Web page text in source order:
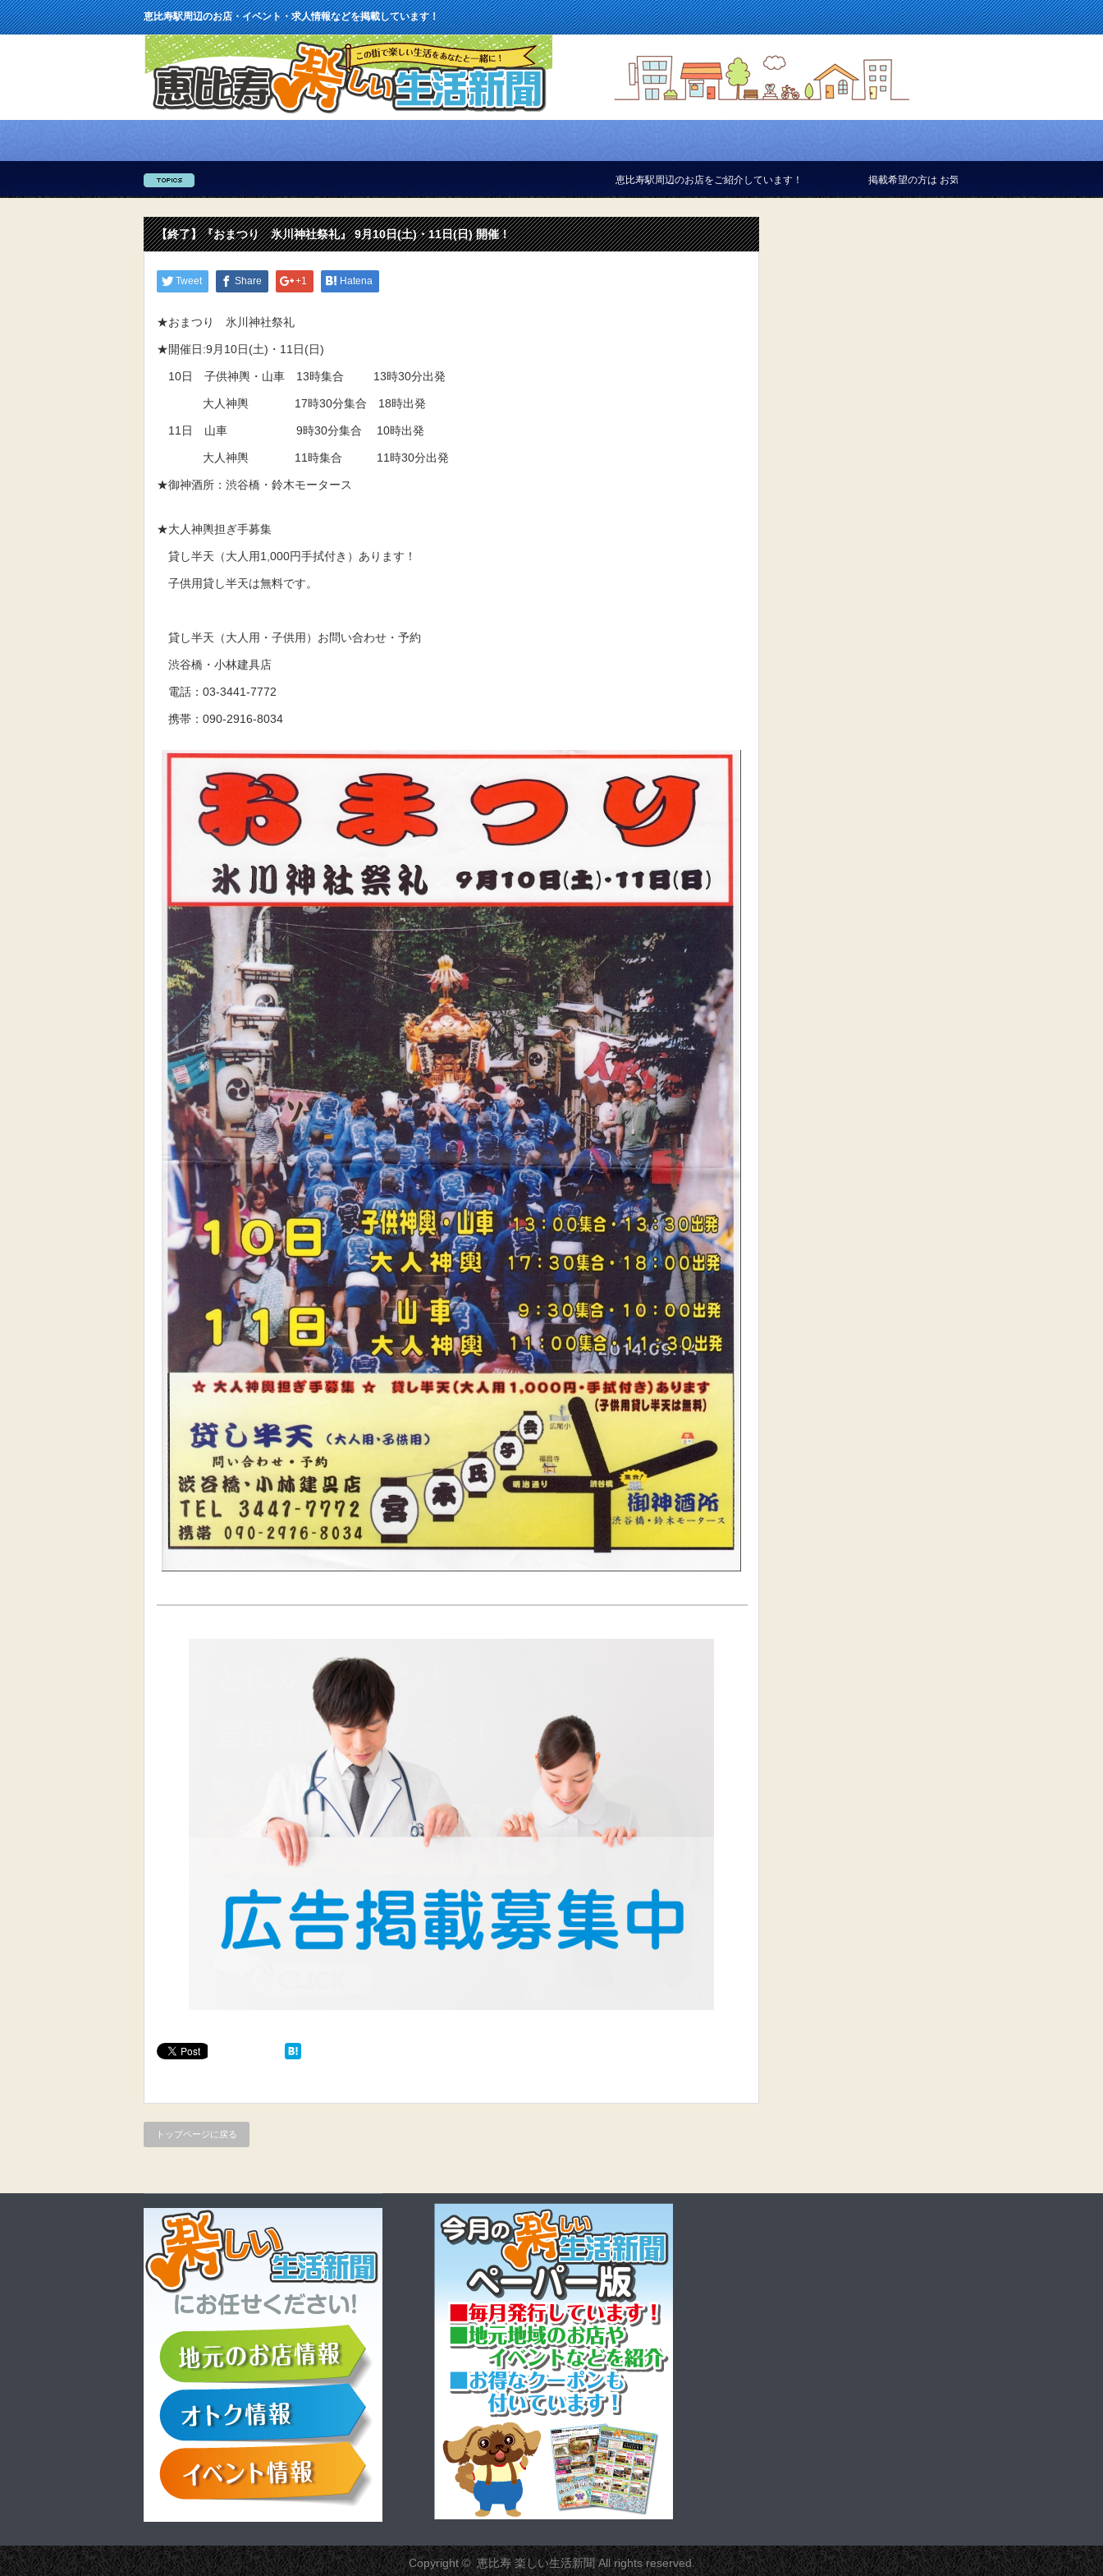
恵比寿駅周辺のお店・イベント・求人情報などを掲載しています！
恵比寿駅周辺のお店をご紹介しています！ 掲載希望の方は お気軽にお問い合せください。
【終了】『おまつり 氷川神社祭礼』 9月10日(土)・11日(日) 開催！
Tweet Share +1 Hatena
★おまつり 氷川神社祭礼
★開催日:9月10日(土)・11日(日)
10日 子供神輿・山車 13時集合 13時30分出発
大人神輿 17時30分集合 18時出発
11日 山車 9時30分集合 10時出発
大人神輿 11時集合 11時30分出発
★御神酒所：渋谷橋・鈴木モータース
★大人神輿担ぎ手募集
貸し半天（大人用1,000円手拭付き）あります！
子供用貸し半天は無料です。
貸し半天（大人用・子供用）お問い合わせ・予約
渋谷橋・小林建具店
電話：03-3441-7772
携帯：090-2916-8034
トップページに戻る
Copyright ©恵比寿 楽しい生活新聞All rights reserved.